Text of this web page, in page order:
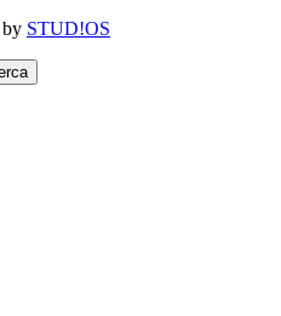
by STUD!OS